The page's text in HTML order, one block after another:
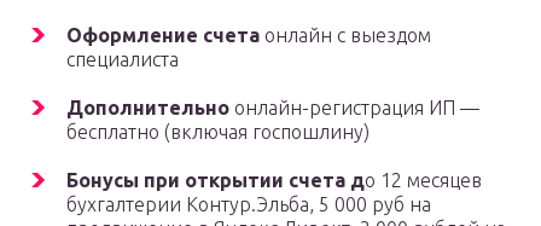
Оформление счета онлайн с выездом
специалиста
Дополнительно онлайн-регистрация ИП —
бесплатно (включая госпошлину)
Бонусы при открытии счета до 12 месяцев
бухгалтерии Контур.Эльба, 5 000 руб на